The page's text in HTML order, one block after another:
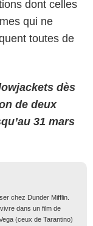
dont celles
qui ne
toutes de
dès
de deux
31 mars
chez Dunder Mifflin.
dans un film de
(ceux de Tarantino)